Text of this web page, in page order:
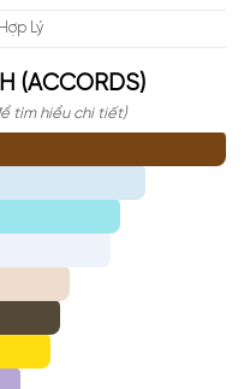
Lý
(ACCORDS)
tìm hiểu chi tiết)